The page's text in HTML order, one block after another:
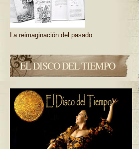
La reimaginación del pasado
EL DISCO DEL TIEMPO